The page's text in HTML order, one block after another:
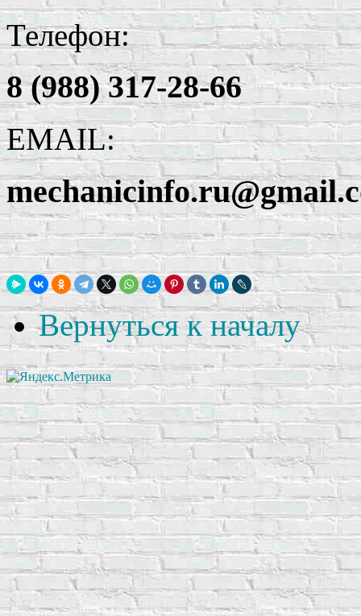
Телефон:
8 (988) 317-28-66
EMAIL:
Вернуться к началу